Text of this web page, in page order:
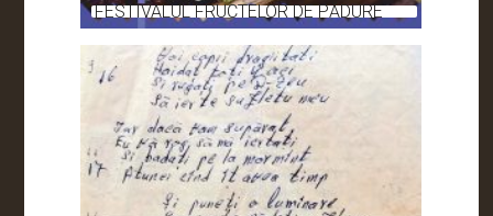
FESTIVALUL FRUCTELOR DE PĂDURE